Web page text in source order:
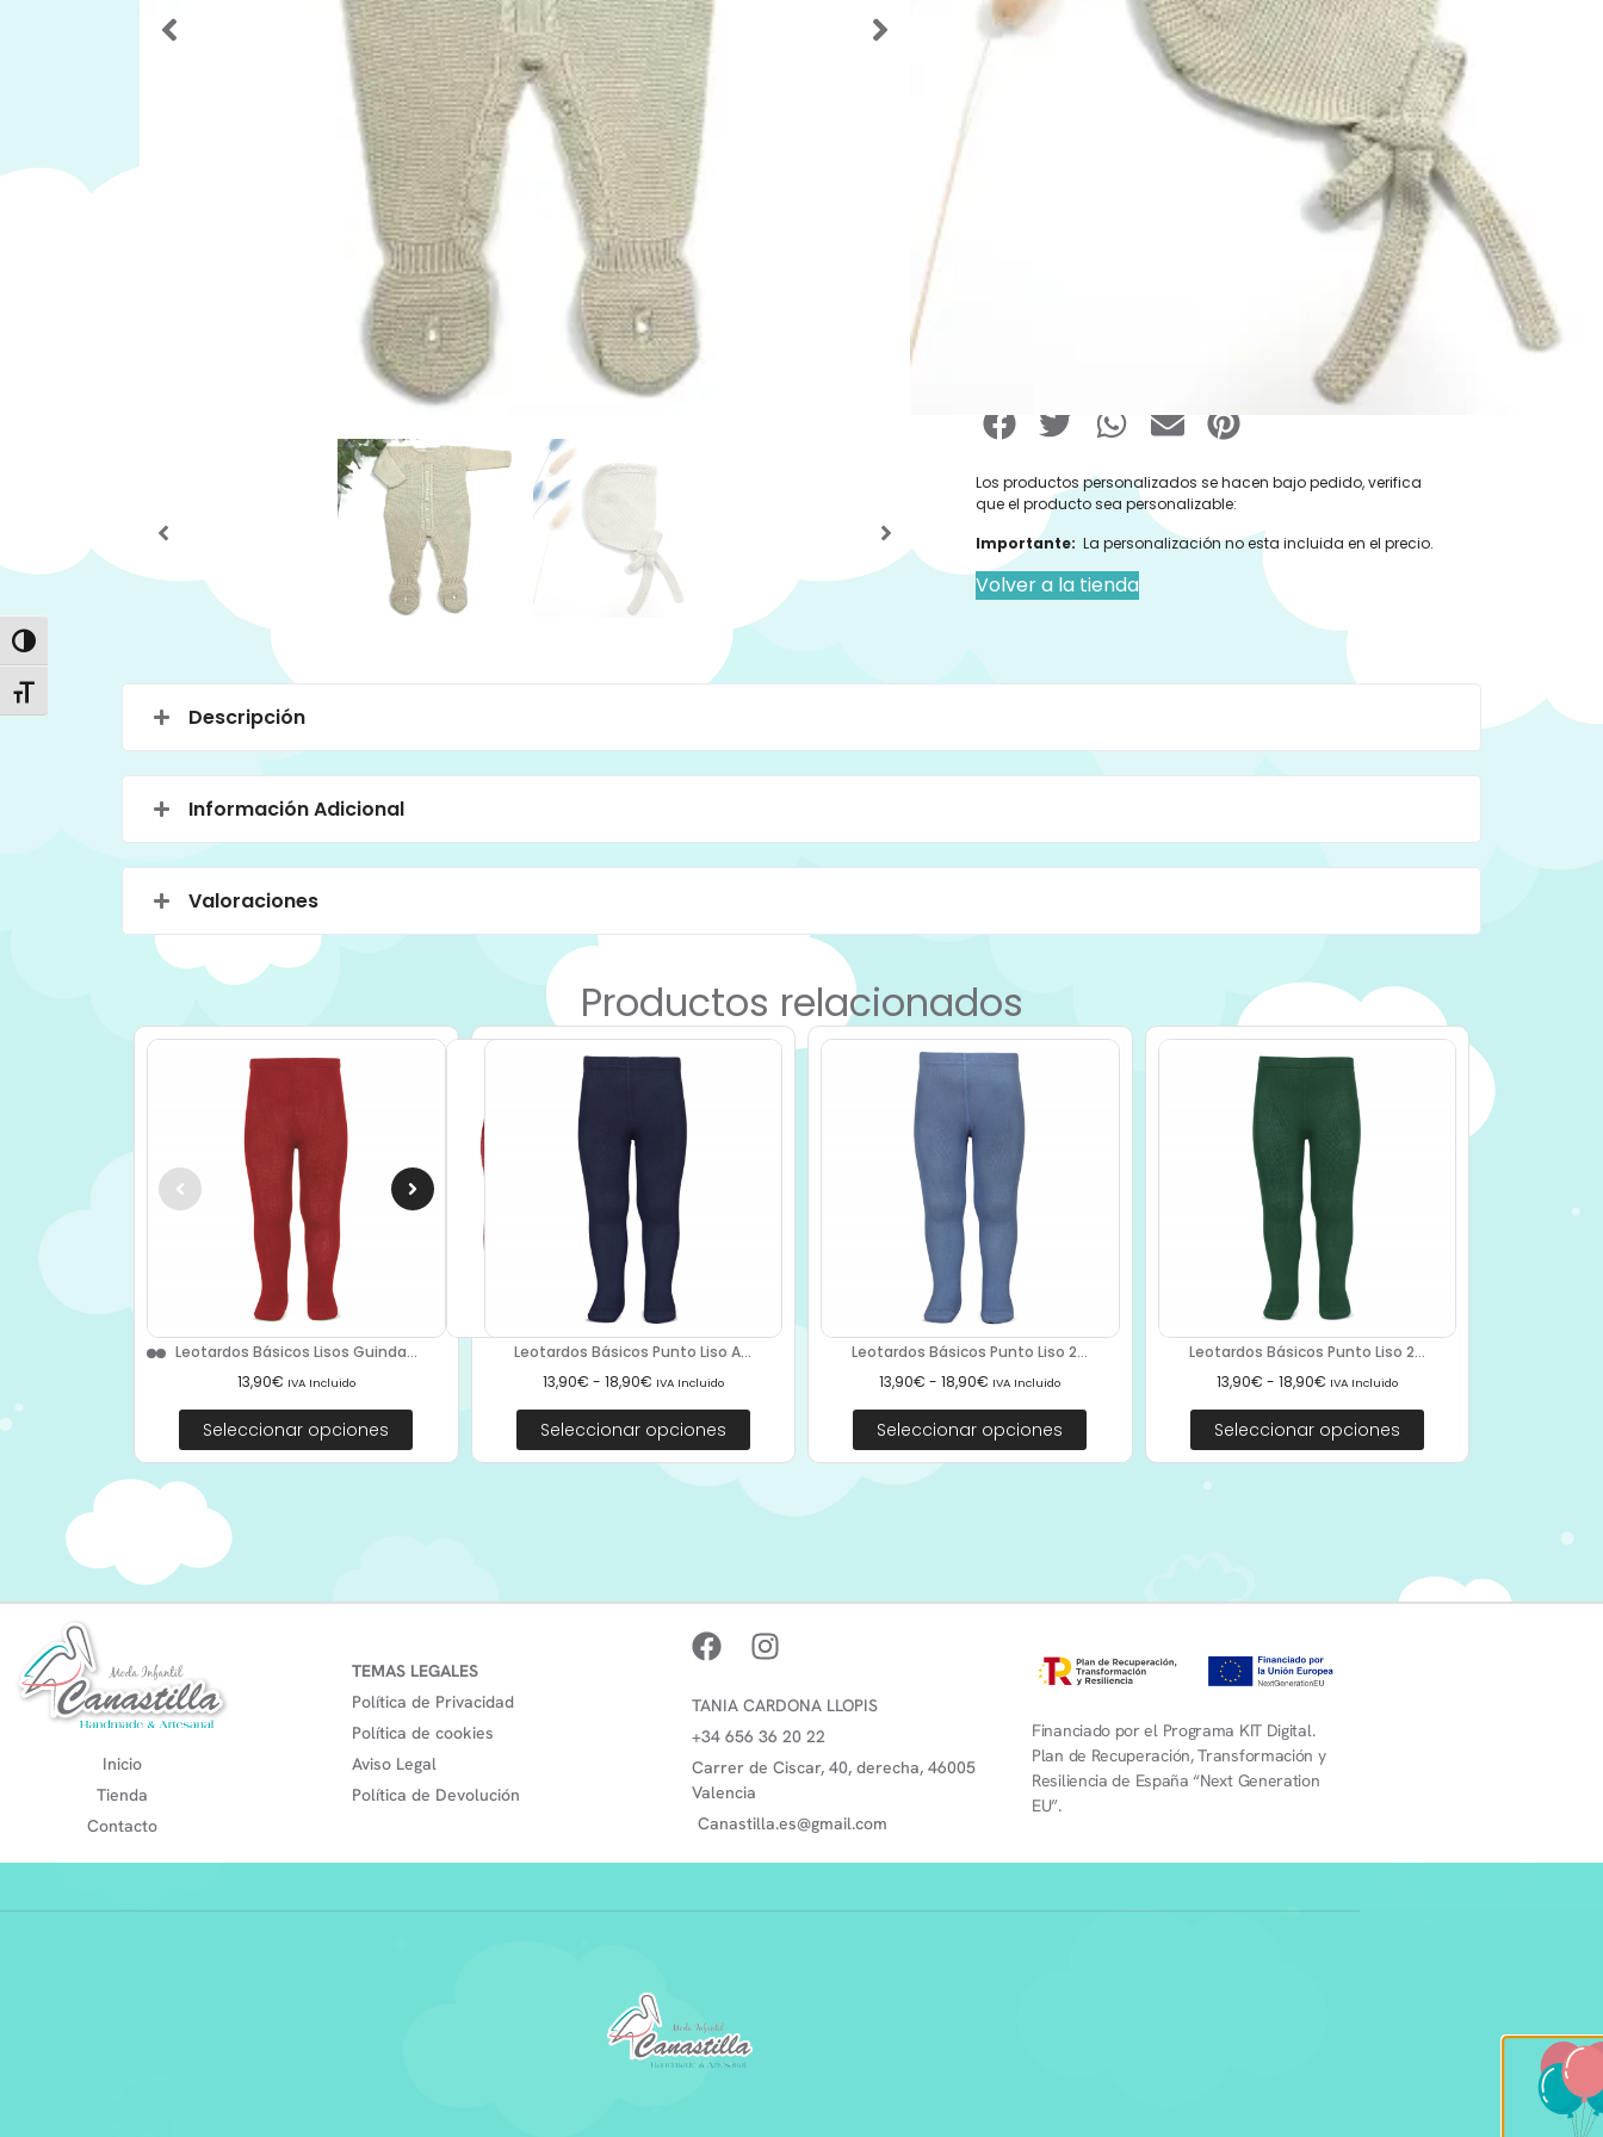
Alternar alto contraste
Alternar tamaño de letra
SKU:44295
Categorías:
Ranitas Verano,Pelele Verano,Rebajas
Ropa y Accesorios
Pelele,Pelele Verano,Ranita,Ropa
Los productos personalizados se hacen bajo pedido, verifica
que el producto sea personalizable:
Importante: La personalización no esta incluida en el precio.
Volver a la tienda
Descripción
Información Adicional
Valoraciones
Productos relacionados
Leotardos Básicos Lisos Guinda...
13,90€ IVA Incluido
Seleccionar opciones
Leotardos Básicos Punto Liso A...
13,90€ - 18,90€ IVA Incluido
Seleccionar opciones
Leotardos Básicos Punto Liso 2...
13,90€ - 18,90€ IVA Incluido
Seleccionar opciones
Leotardos Básicos Punto Liso 2...
13,90€ - 18,90€ IVA Incluido
Seleccionar opciones
Inicio
Tienda
Contacto
TEMAS LEGALES
Política de Privacidad
Política de cookies
Aviso Legal
Política de Devolución
TANIA CARDONA LLOPIS
+34 656 36 20 22
Carrer de Ciscar, 40, derecha, 46005
Valencia
Canastilla.es@gmail.com
Financiado por el Programa KIT Digital.
Plan de Recuperación, Transformación y
Resiliencia de España “Next Generation
EU”.